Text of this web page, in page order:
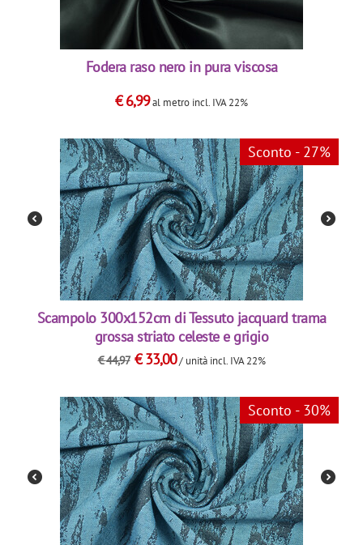
Fodera raso nero in pura viscosa
€6,99al metro incl. IVA 22%
Sconto - 27%
Scampolo 300x152cm di Tessuto jacquard trama
grossa striato celeste e grigio
€44,97 €33,00 / unità incl. IVA 22%
Sconto - 30%